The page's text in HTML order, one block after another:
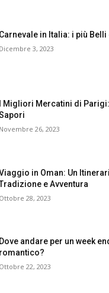
Carnevale in Italia: i più Belli
Dicembre 3, 2023
I Migliori Mercatini di
Novembre 26, 2023
in Oman: Un
e Avventura
Ottobre 28, 2023
Dove andare per un week
romantico?
Ottobre 22, 2023